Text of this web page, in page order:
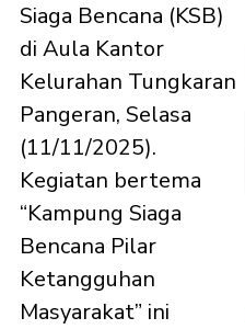
Siaga Bencana (KSB)
di Aula Kantor
Kelurahan Tungkaran
Pangeran, Selasa
(11/11/2025).
Kegiatan bertema
“Kampung Siaga
Bencana Pilar
Ketangguhan
Masyarakat” ini